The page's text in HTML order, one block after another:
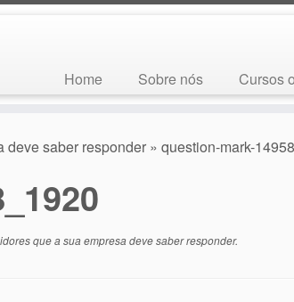
Home Sobre nós Cursos
deve saber responder » question-mark-
que a sua empresa deve saber responder.